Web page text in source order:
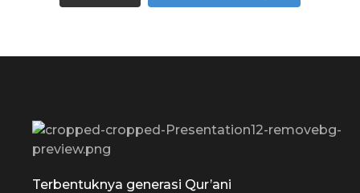
Terbentuknya generasi Qur’ani